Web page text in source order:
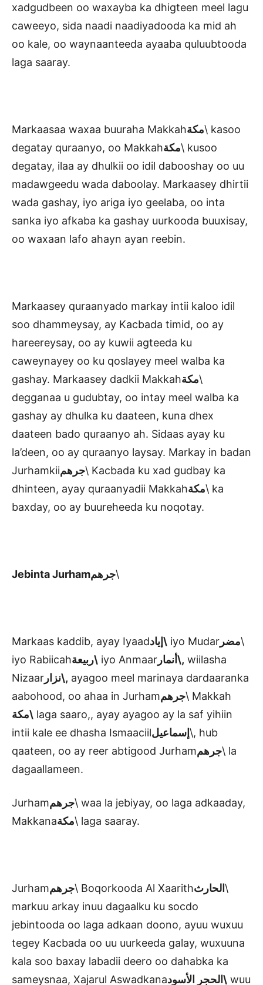
xadgudbeen oo waxayba ka dhigteen meel lagu
caweeyo, sida naadi naadiyadooda ka mid ah
oo kale, oo waynaanteeda ayaaba quluubtooda
laga saaray.
Markaasaa waxaa buuraha Makkahمكة\ kasoo
degatay quraanyo, oo Makkahمكة\ kusoo
degatay, ilaa ay dhulkii oo idil dabooshay oo uu
madawgeedu wada daboolay. Markaasey dhirtii
wada gashay, iyo ariga iyo geelaba, oo inta
sanka iyo afkaba ka gashay uurkooda buuxisay,
oo waxaan lafo ahayn ayan reebin.
Markaasey quraanyado markay intii kaloo idil
soo dhammeysay, ay Kacbada timid, oo ay
hareereysay, oo ay kuwii agteeda ku
caweynayey oo ku qoslayey meel walba ka
gashay. Markaasey dadkii Makkahمكة\
degganaa u gudubtay, oo intay meel walba ka
gashay ay dhulka ku daateen, kuna dhex
daateen bado quraanyo ah. Sidaas ayay ku
la’deen, oo ay quraanyo laysay. Markay in badan
Jurhamkiiجرهم\ Kacbada ku xad gudbay ka
dhinteen, ayay quraanyadii Makkahمكة\ ka
baxday, oo ay buureheeda ku noqotay.
Jebinta Jurhamجرهم\
Markaas kaddib, ayay Iyaad إياد\ iyo Mudar مضر\
iyo Rabiicah
ربيعة\ iyo Anmaar أنمار\, wiilasha
Nizaar
نزار\, ayagoo meel marinaya dardaaranka
aabohood, oo ahaa in Jurhamجرهم\ Makkah
مكة\ laga saaro,, ayay ayagoo ay la saf yihiin
intii kale ee dhasha Ismaaciilإسماعيل \, hub
qaateen, oo ay reer abtigood Jurhamجرهم\ la
dagaallameen.
Jurhamجرهم\ waa la jebiyay, oo laga adkaaday,
Makkanaمكة\ laga saaray.
Jurhamجرهم\ Boqorkooda Al Xaarithالحارث \
markuu arkay inuu dagaalku ku socdo
jebintooda oo laga adkaan doono, ayuu wuxuu
tegey Kacbada oo uu uurkeeda galay, wuxuuna
kala soo baxay labadii deero oo dahabka ka
sameysnaa, Xajarul Aswadkana
الحجر الأسود\ wuu